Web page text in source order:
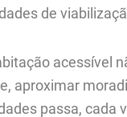
de
acessível
aproximar
passa, cada